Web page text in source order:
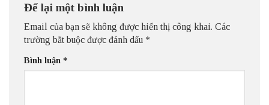
Để lại một bình luận
Email của bạn sẽ không được hiển thị công khai. Các
trường bắt buộc được đánh dấu *
Bình luận *